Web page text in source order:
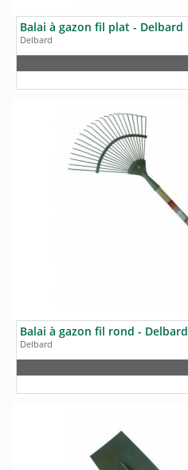
Balai à gazon fil plat - Delbard
Delbard
Balai à gazon fil rond - Delbard
Delbard